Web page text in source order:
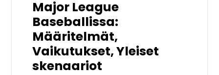
Major League
Baseballissa:
Määritelmät,
Vaikutukset, Yleiset
skenaariot